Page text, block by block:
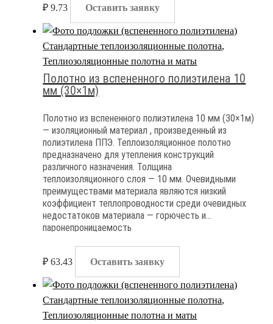
₽ 9.73 Оставить заявку
Стандартные теплоизоляционные полотна,
Теплиозоляционные полотна и маты
Полотно из вспененного полиэтилена 10
мм (30×1м)
Полотно из вспененного полиэтилена 10 мм (30×1м)
— изоляционный материал , произведенный из
полиэтилена ППЭ. Теплоизоляционное полотно
предназначено для утепления конструкций
различного назначения. Толщина
теплоизоляционного слоя — 10 мм. Очевидными
преимуществами материала являются низкий
коэффициент теплопроводности среди очевидных
недостатоков материала — горючесть и
паронепроницаемость
₽ 63.43 Оставить заявку
Стандартные теплоизоляционные полотна,
Теплиозоляционные полотна и маты